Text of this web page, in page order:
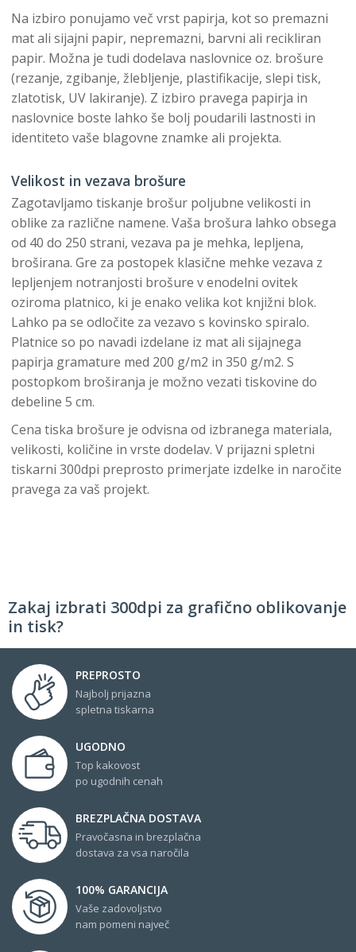
Na izbiro ponujamo več vrst papirja, kot so premazni
mat ali sijajni papir, nepremazni, barvni ali recikliran
papir. Možna je tudi dodelava naslovnice oz. brošure
(rezanje, zgibanje, žlebljenje, plastifikacije, slepi tisk,
zlatotisk, UV lakiranje). Z izbiro pravega papirja in
naslovnice boste lahko še bolj poudarili lastnosti in
identiteto vaše blagovne znamke ali projekta.
Velikost in vezava brošure
Zagotavljamo tiskanje brošur poljubne velikosti in
oblike za različne namene. Vaša brošura lahko obsega
od 40 do 250 strani, vezava pa je mehka, lepljena,
broširana. Gre za postopek klasične mehke vezava z
lepljenjem notranjosti brošure v enodelni ovitek
oziroma platnico, ki je enako velika kot knjižni blok.
Lahko pa se odločite za vezavo s kovinsko spiralo.
Platnice so po navadi izdelane iz mat ali sijajnega
papirja gramature med 200 g/m2 in 350 g/m2. S
postopkom broširanja je možno vezati tiskovine do
debeline 5 cm.
Cena tiska brošure je odvisna od izbranega materiala,
velikosti, količine in vrste dodelav. V prijazni spletni
tiskarni 300dpi preprosto primerjate izdelke in naročite
pravega za vaš projekt.
Zakaj izbrati 300dpi za grafično oblikovanje
in tisk?
PREPROSTO
Najbolj prijazna
spletna tiskarna
UGODNO
Top kakovost
po ugodnih cenah
BREZPLAČNA DOSTAVA
Pravočasna in brezplačna
dostava za vsa naročila
100% GARANCIJA
Vaše zadovoljstvo
nam pomeni največ